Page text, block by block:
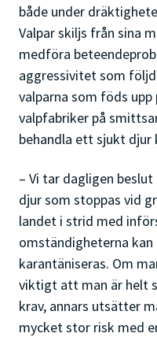
både under
Valpar skiljs från sina
medföra
aggressivitet som
valparna som föds upp
valpfabriker på
behandla ett sjukt
– Vi tar dagligen
djur som stoppas vid
landet i strid med
omständigheterna kan
karantäniseras. Om
viktigt att man är helt
krav, annars utsätter
mycket stor risk med